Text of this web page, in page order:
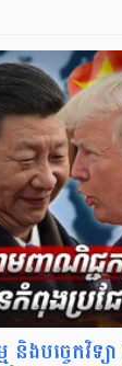
និងបច្ចេកវិទ្